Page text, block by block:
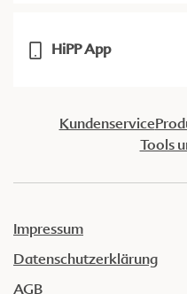
HiPP App
Kundenservice
Tools
Impressum
Datenschutzerklärung
AGB